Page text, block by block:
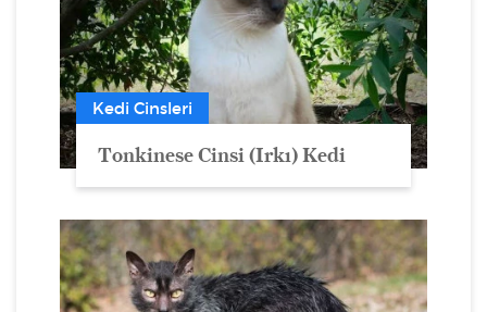
Kedi Cinsleri
Tonkinese Cinsi (Irkı) Kedi